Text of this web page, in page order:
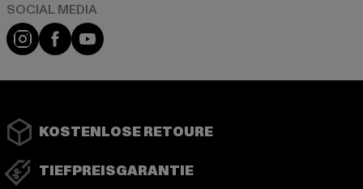
Instagram
FacebookYouTube
KOSTENLOSE RETOURE
TIEFPREISGARANTIE